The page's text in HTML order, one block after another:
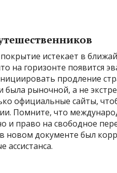
истекает в
на горизонте появится
продление
была рыночной, а не
официальные сайты,
Помните, что
и право на свободное
новом документе был
ассистанса.